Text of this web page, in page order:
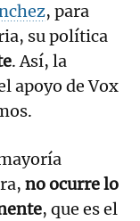
, para
su política
. Así, la
apoyo de Vox
no ocurre lo
, que es el